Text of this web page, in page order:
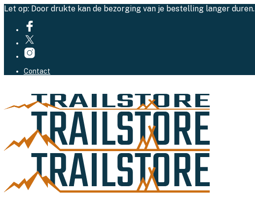
Let op: Door drukte kan de bezorging van je bestelling langer duren.
Contact